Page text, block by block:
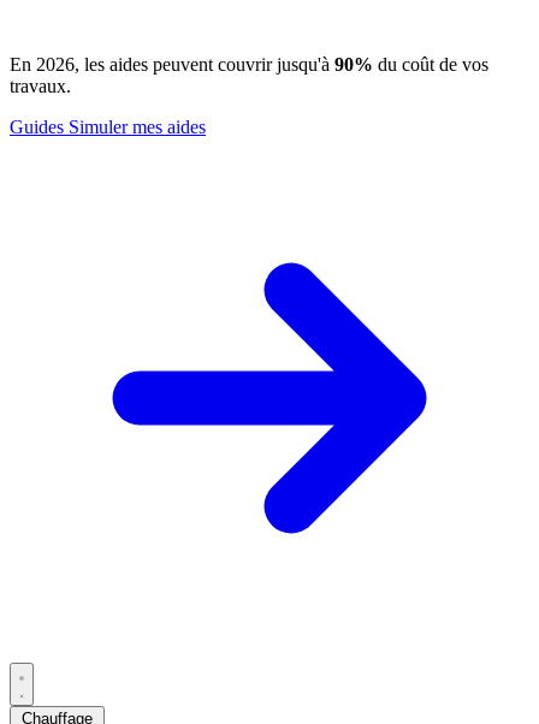
En 2026, les aides peuvent couvrir jusqu'à 90% du coût de vos
travaux.
Guides Simuler mes aides